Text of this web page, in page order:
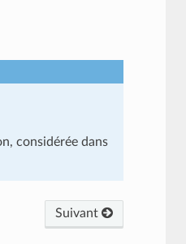
considérée dans
Suivant